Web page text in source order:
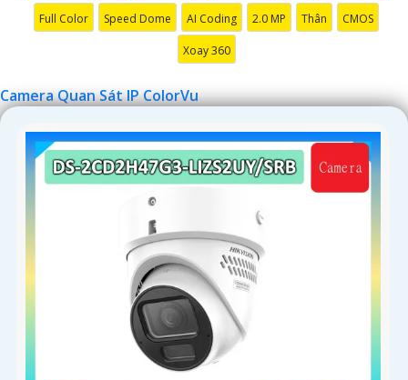
Full Color Speed Dome AI Coding 2.0 MP Thân CMOS
Xoay 360
Camera Quan Sát IP ColorVu